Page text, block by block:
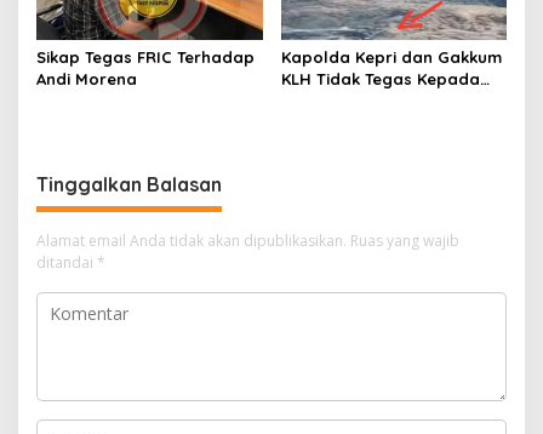
Sikap Tegas FRIC Terhadap
Andi Morena
Kapolda Kepri dan Gakkum
KLH Tidak Tegas Kepada
Tinggalkan Balasan
Alamat email Anda tidak akan dipublikasikan. Ruas yang wajib
ditandai *